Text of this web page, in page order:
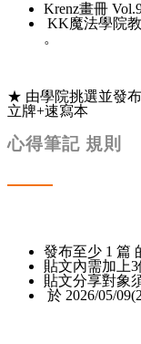
Krenz畫冊 Vol.9
KK魔法學院
。
★ 由學院挑選並發
立牌+速寫本
心得筆記 規則
發布至少 1 篇
貼文內需加上3
貼文分享對象
於 2026/05/